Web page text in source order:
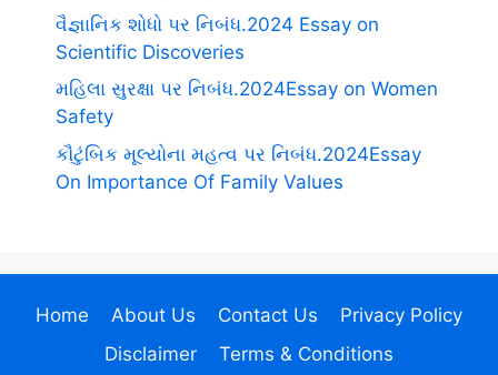
વૈજ્ઞાનિક શોધો પર નિબંધ.2024 Essay on
Scientific Discoveries
મહિલા સુરક્ષા પર નિબંધ.2024Essay on Women
Safety
કૌટુંબિક મૂલ્યોના મહત્વ પર નિબંધ.2024Essay
On Importance Of Family Values
Home About Us Contact Us
Privacy Policy
Disclaimer
Terms & Conditions